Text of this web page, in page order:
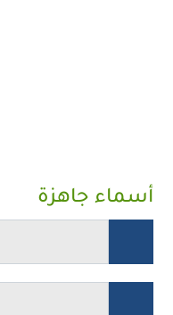
أسماء جاهزة